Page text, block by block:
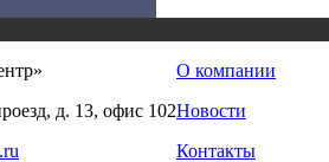
д. 13, офис 102
О компании
Новости
Контакты